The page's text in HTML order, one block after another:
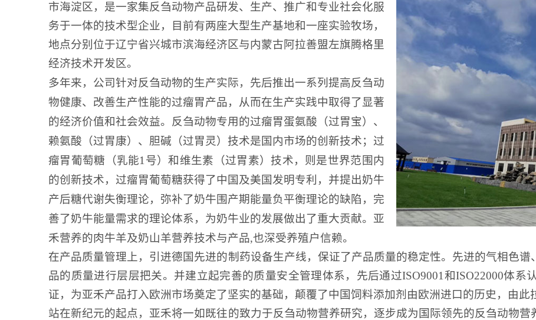
市海淀区，是一家集反刍动物产品研发、生产、推广和专业社会化服
务于一体的技术型企业 ， 目前有两座大型生产基地和一座实验牧场，
地点分别位于辽宁省兴城市滨海经济区与内蒙古阿拉善盟左旗腾格里
经济技术开发区。
多年来，公司针对反刍动物的生产实际，先后推出一系列提高反刍动
物健康、改善生产性能的过瘤胃产品，从而在生产实践中取得了显著
的经济价值和社会效益。反刍动物专用的过瘤胃蛋氨酸（过胃宝）、
赖氨酸（过胃康）、胆碱（过胃灵）技术是国内市场的创新技术；过
瘤胃葡萄糖（乳能1号）和维生素（过胃素）技术，则是世界范围内
的创新技术，过瘤胃葡萄糖获得了中国及美国发明专利，并提出奶牛
产后糖代谢失衡理论，弥补了奶牛围产期能量负平衡理论的缺陷，完
善了奶牛能量需求的理论体系，为奶牛业的发展做出了重大贡献。亚
禾营养的肉牛羊及奶山羊营养技术与产品,也深受养殖户信赖。
在产品质量管理上，引进德国先进的制药设备生产线，保证了产品质量的稳定性。先进的气相色
品的质量进行层层把关。并建立起完善的质量安全管理体系，先后通过ISO9001和ISO22000体系
证，为亚禾产品打入欧洲市场奠定了坚实的基础，颠覆了中国饲料添加剂由欧洲进口的历史，由此
站在新纪元的起点，亚禾将一如既往的致力于反刍动物营养研究，逐步成为国际领先的反刍动物